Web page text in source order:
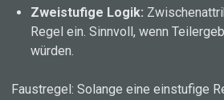
Zweistufige Logik:
Regel ein. Sinnvoll, wenn
würden.
Faustregel: Solange eine einstufige